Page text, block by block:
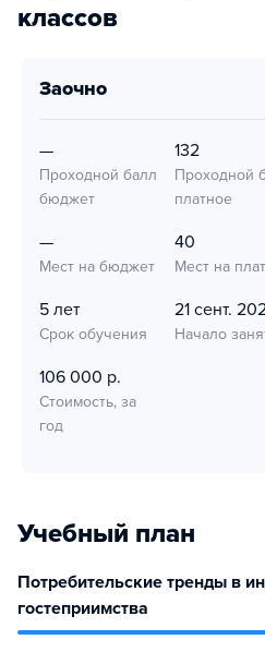
классов
заочно
—
Проходной балл
бюджет
132
Проходной
платное
—
Мест на бюджет
40
Мест на
5 лет
Срок обучения
21 сент.
Начало
106 000 р.
Стоимость, за
год
Учебный план
Потребительские тренды в
гостеприимства